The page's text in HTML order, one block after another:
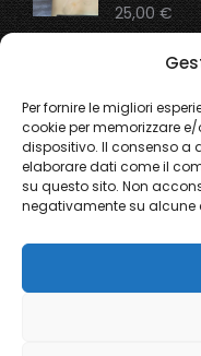
Per fornire le migliori
cookie per memorizzare
dispositivo. Il consenso a
elaborare dati come il
su questo sito. Non
negativamente su alcune
25,00€
COPPIA
ORIGINALI
195,00€
From the gallery